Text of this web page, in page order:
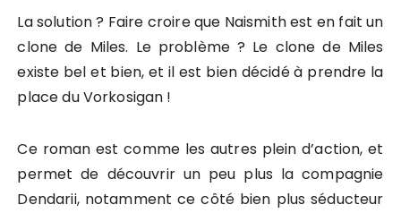
La solution ? Faire croire que Naismith est en fait un
clone de Miles. Le problème ? Le clone de Miles
existe bel et bien, et il est bien décidé à prendre la
place du Vorkosigan !
Ce roman est comme les autres plein d’action, et
permet de découvrir un peu plus la compagnie
Dendarii, notamment ce côté bien plus séducteur